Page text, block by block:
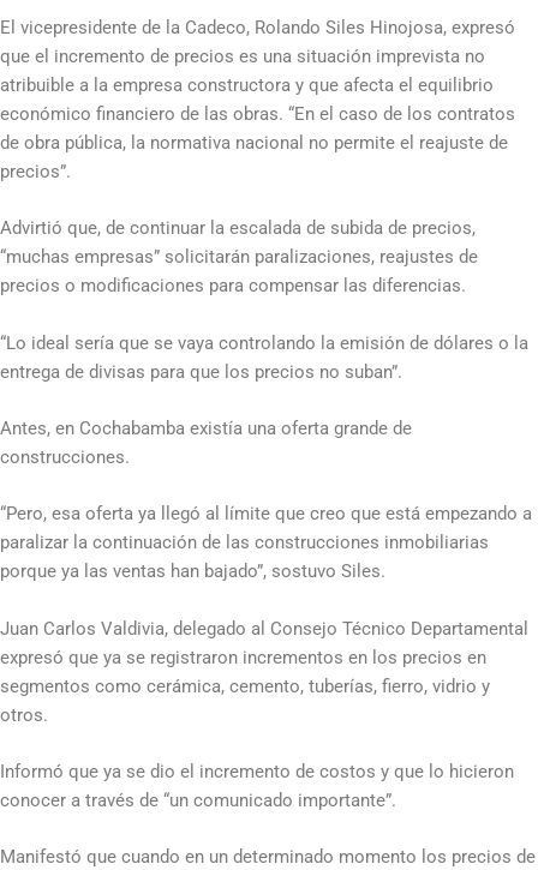
El vicepresidente de la Cadeco, Rolando Siles Hinojosa, expresó
que el incremento de precios es una situación imprevista no
atribuible a la empresa constructora y que afecta el equilibrio
económico financiero de las obras. “En el caso de los contratos
de obra pública, la normativa nacional no permite el reajuste de
precios”.
Advirtió que, de continuar la escalada de subida de precios,
“muchas empresas” solicitarán paralizaciones, reajustes de
precios o modificaciones para compensar las diferencias.
“Lo ideal sería que se vaya controlando la emisión de dólares o la
entrega de divisas para que los precios no suban”.
Antes, en Cochabamba existía una oferta grande de
construcciones.
“Pero, esa oferta ya llegó al límite que creo que está empezando a
paralizar la continuación de las construcciones inmobiliarias
porque ya las ventas han bajado”, sostuvo Siles.
Juan Carlos Valdivia, delegado al Consejo Técnico Departamental
expresó que ya se registraron incrementos en los precios en
segmentos como cerámica, cemento, tuberías, fierro, vidrio y
otros.
Informó que ya se dio el incremento de costos y que lo hicieron
conocer a través de “un comunicado importante”.
Manifestó que cuando en un determinado momento los precios de